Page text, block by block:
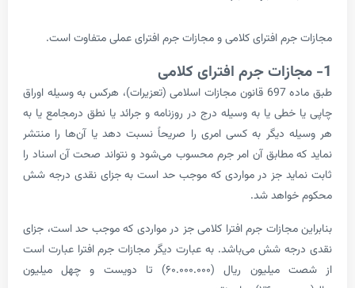
افترای کلامی و مجازات جرم افترای عملی متفاوت است.
طبق ماده 697 قانون مجازات اسلامی (تعزیرات)، هرکس به وسیله اوراق
یا به وسیله درج در روزنامه و جرائد یا نطق درمجامع یا به
دیگر به کسی امری را صریحاً نسبت دهد یا آن‌ها را منتشر
مطابق آن امر جرم محسوب می‌شود و نتواند صحت آن اسناد را
جز در مواردی که موجب حد است به جزای نقدی درجه شش
شد.
مجازات جرم افترا کلامی جز در مواردی که موجب حد است، جزای
شش می‌باشد. به عبارت دیگر مجازات جرم افترا عبارت است
از شصت میلیون ریال (۶۰.۰۰۰.۰۰۰) تا دویست و چهل میلیون